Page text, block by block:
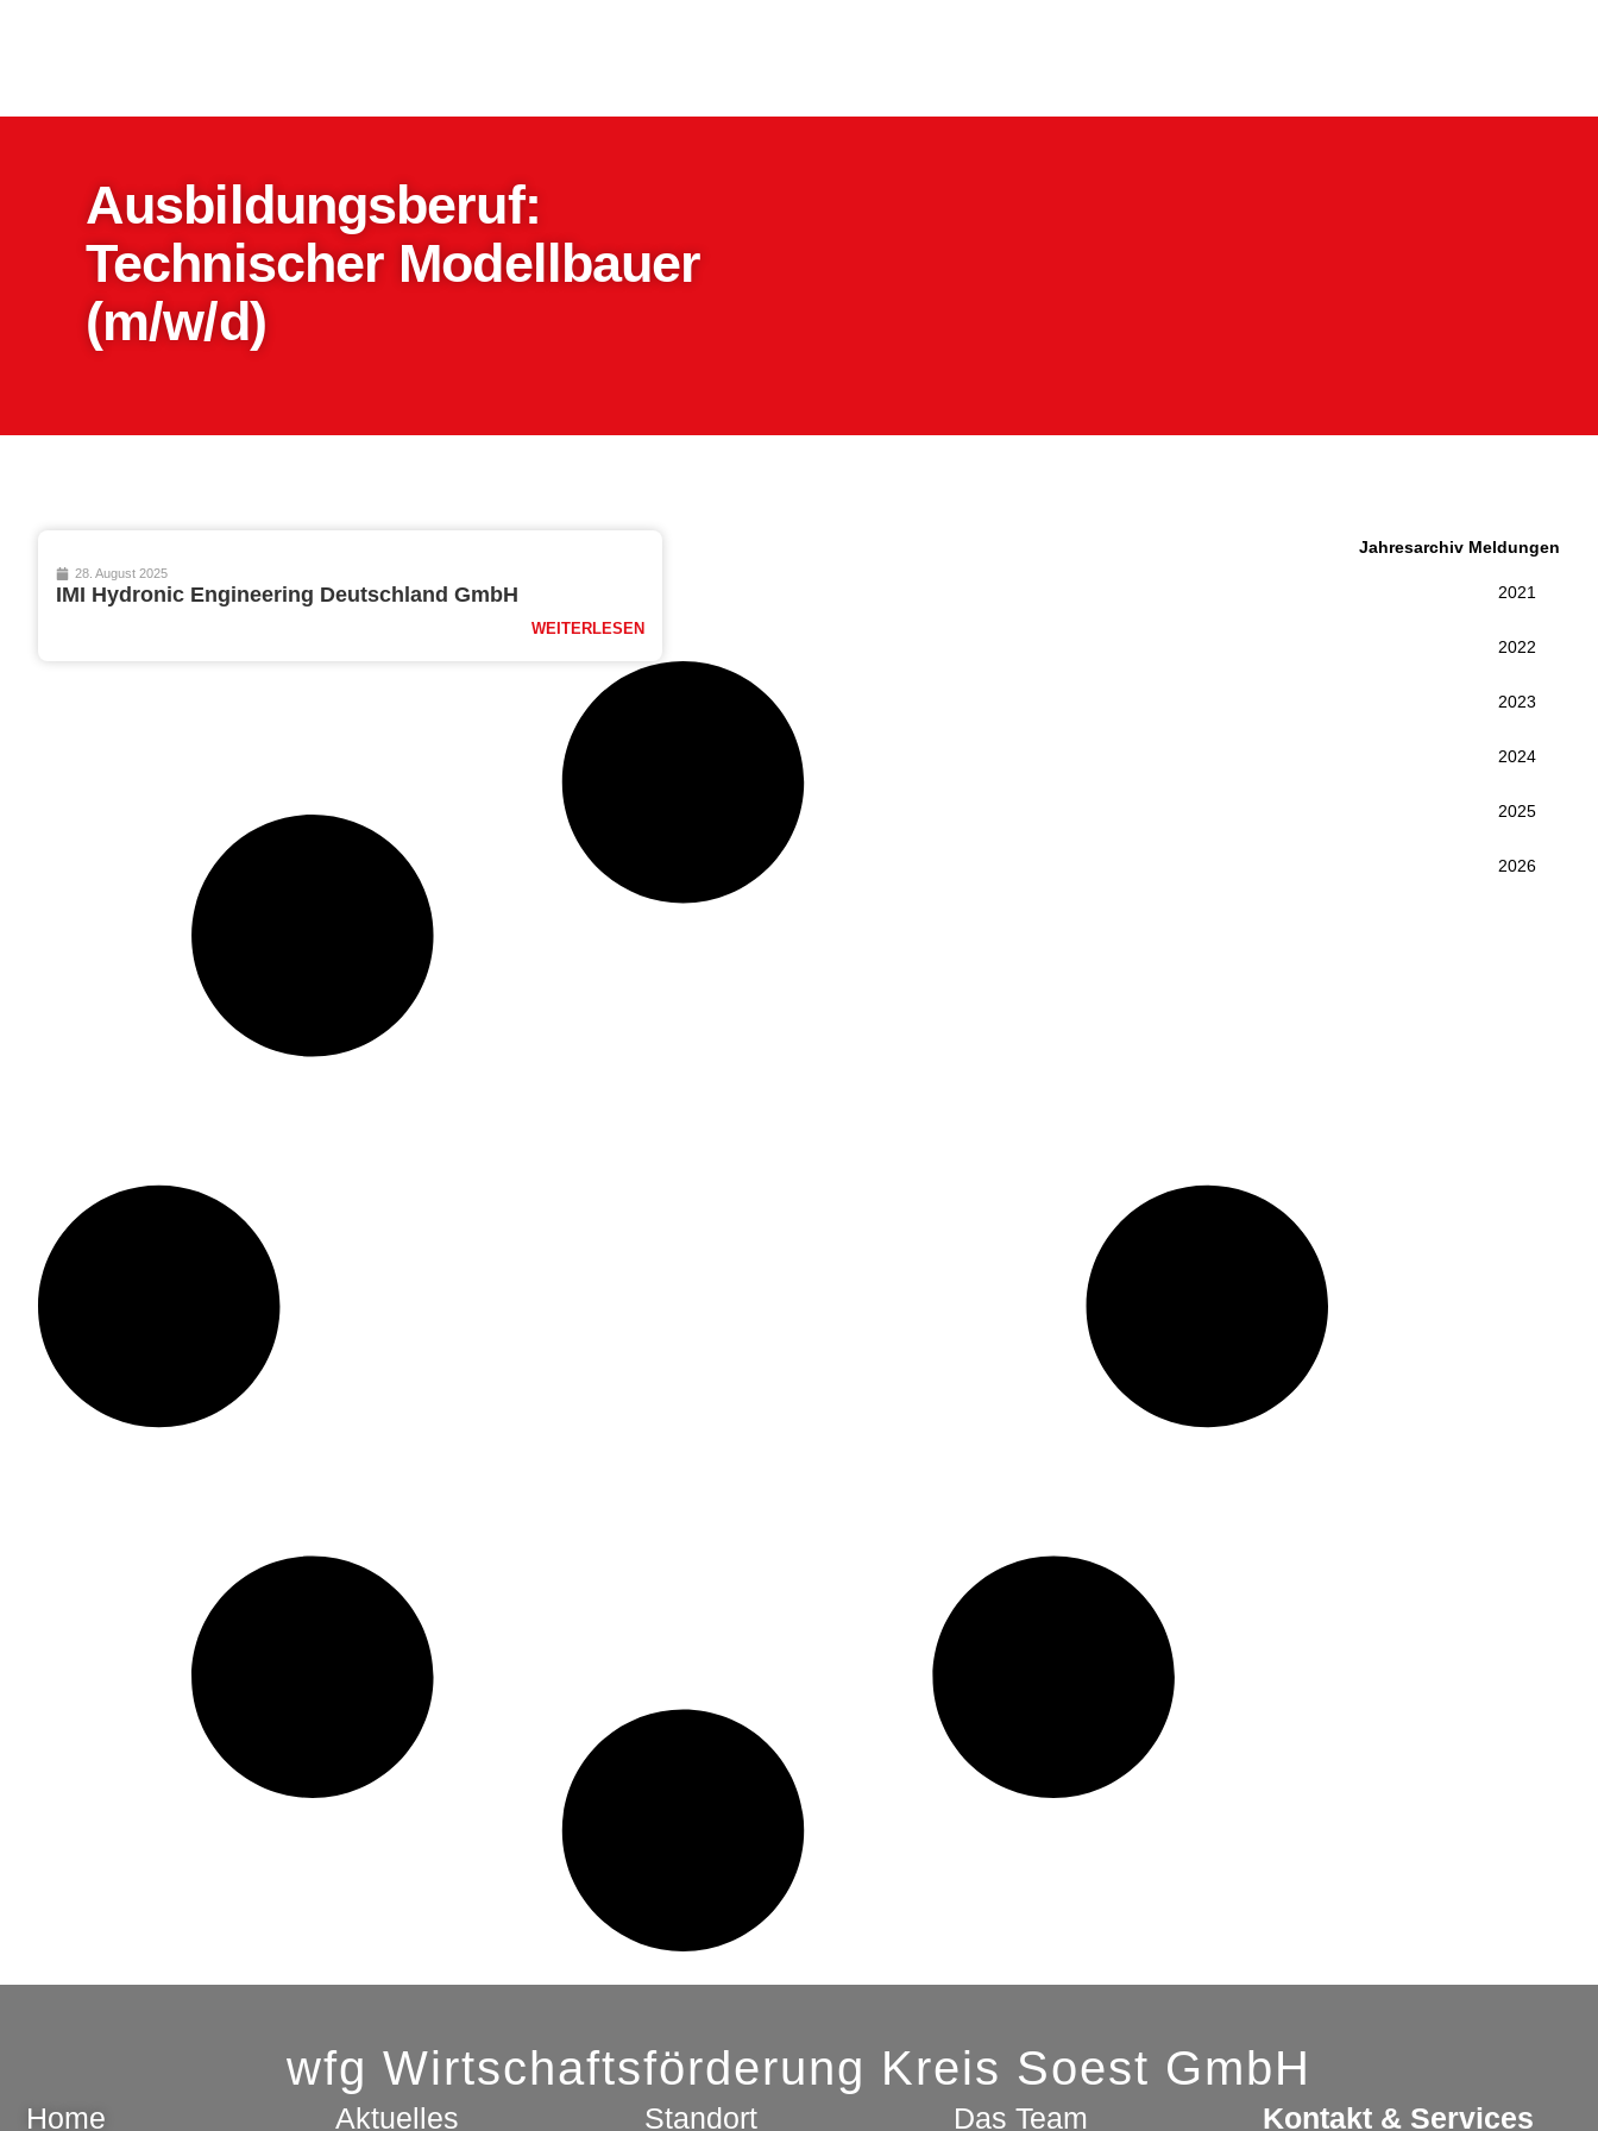
Ausbildungsberuf:
Technischer Modellbauer
(m/w/d)
28. August 2025
IMI Hydronic Engineering Deutschland GmbH
WEITERLESEN
Jahresarchiv Meldungen
2021
2022
2023
2024
2025
2026
wfg Wirtschaftsförderung Kreis Soest GmbH
Home Aktuelles Standort Das Team Kontakt & Services